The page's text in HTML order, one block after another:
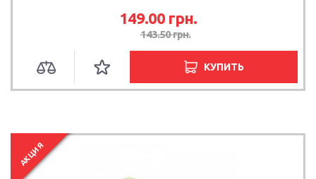
149.00 грн.
143.50 грн.
КУПИТЬ
АКЦИЯ